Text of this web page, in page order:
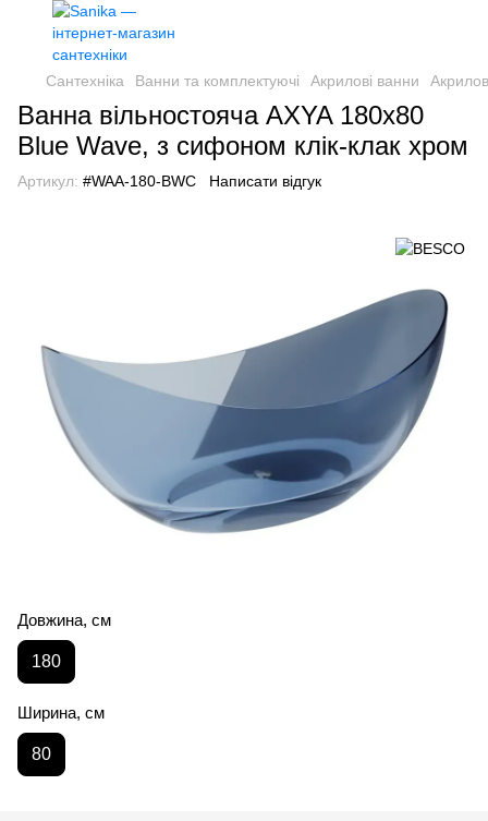
Сантехніка Ванни та комплектуючі Акрилові ванни
Ванна вільностояча AXYA 180х80
Blue Wave, з сифоном клік-клак хром
Артикул: #WAA-180-BWC Написати відгук
Довжина, см
180
Ширина, см
80